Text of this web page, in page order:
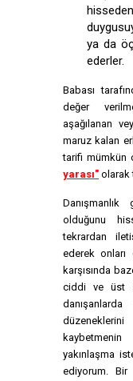
ya da
ederler.
Babası
değer
aşağılanan
maruz kalan
tarifi mümkün
yarası" olarak
olduğunu
tekrardan
ederek onları
karşısında
ciddi ve üst
yakınlaşma
ediyorum.